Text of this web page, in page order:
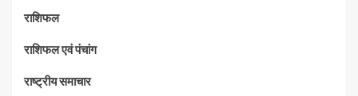
राशिफल
राशिफल एवं पंचांग
राष्ट्रीय समाचार